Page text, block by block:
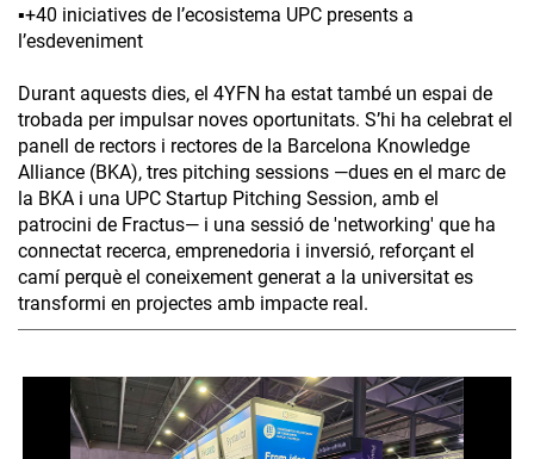
▪️+40 iniciatives de l’ecosistema UPC presents a
l’esdeveniment
Durant aquests dies, el 4YFN ha estat també un espai de
trobada per impulsar noves oportunitats. S’hi ha celebrat el
panell de rectors i rectores de la Barcelona Knowledge
Alliance (BKA), tres pitching sessions —dues en el marc de
la BKA i una UPC Startup Pitching Session, amb el
patrocini de Fractus— i una sessió de 'networking' que ha
connectat recerca, emprenedoria i inversió, reforçant el
camí perquè el coneixement generat a la universitat es
transformi en projectes amb impacte real.